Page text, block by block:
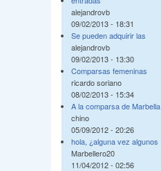
alejandrovb
09/02/2013 - 18:31
Se pueden adquirir las
alejandrovb
09/02/2013 - 13:30
Comparsas femeninas
ricardo soriano
08/02/2013 - 15:34
A la comparsa de Marbella
chino
05/09/2012 - 20:26
hola, ¿alguna vez algunos
Marbellero20
11/04/2012 - 02:56